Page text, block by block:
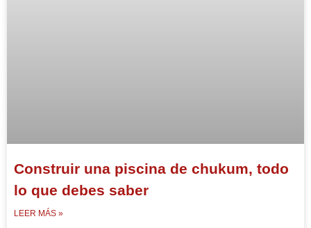
Construir una piscina de chukum, todo
lo que debes saber
LEER MÁS »